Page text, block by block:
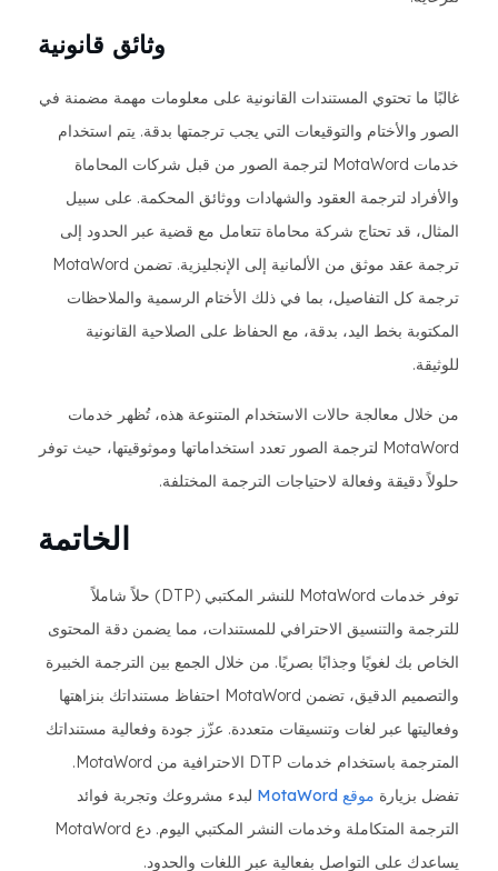
وثائق قانونية
غالبًا ما تحتوي المستندات القانونية على معلومات مهمة مضمنة في
الصور والأختام والتوقيعات التي يجب ترجمتها بدقة. يتم استخدام
خدمات MotaWord لترجمة الصور من قبل شركات المحاماة
والأفراد لترجمة العقود والشهادات ووثائق المحكمة. على سبيل
المثال، قد تحتاج شركة محاماة تتعامل مع قضية عبر الحدود إلى
ترجمة عقد موثق من الألمانية إلى الإنجليزية. تضمن MotaWord
ترجمة كل التفاصيل، بما في ذلك الأختام الرسمية والملاحظات
المكتوبة بخط اليد، بدقة، مع الحفاظ على الصلاحية القانونية
للوثيقة.
من خلال معالجة حالات الاستخدام المتنوعة هذه، تُظهر خدمات
MotaWord لترجمة الصور تعدد استخداماتها وموثوقيتها، حيث توفر
حلولاً دقيقة وفعالة لاحتياجات الترجمة المختلفة.
الخاتمة
توفر خدمات MotaWord للنشر المكتبي (DTP) حلاً شاملاً
للترجمة والتنسيق الاحترافي للمستندات، مما يضمن دقة المحتوى
الخاص بك لغويًا وجذابًا بصريًا. من خلال الجمع بين الترجمة الخبيرة
والتصميم الدقيق، تضمن MotaWord احتفاظ مستنداتك بنزاهتها
وفعاليتها عبر لغات وتنسيقات متعددة. عزّز جودة وفعالية مستنداتك
المترجمة باستخدام خدمات DTP الاحترافية من MotaWord.
تفضل بزيارة موقع MotaWord
لبدء مشروعك وتجربة فوائد
الترجمة المتكاملة وخدمات النشر المكتبي اليوم. دع MotaWord
يساعدك على التواصل بفعالية عبر اللغات والحدود.